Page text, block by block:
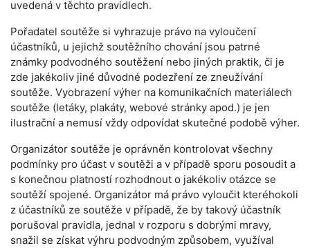
uvedená v těchto pravidlech.
Pořadatel soutěže si vyhrazuje právo na vyloučení
účastníků, u jejichž soutěžního chování jsou patrné
známky podvodného soutěžení nebo jiných praktik, či je
zde jakékoliv jiné důvodné podezření ze zneužívání
soutěže. Vyobrazení výher na komunikačních materiálech
soutěže (letáky, plakáty, webové stránky apod.) je jen
ilustrační a nemusí vždy odpovídat skutečné podobě výher.
Organizátor soutěže je oprávněn kontrolovat všechny
podmínky pro účast v soutěži a v případě sporu posoudit a
s konečnou platností rozhodnout o jakékoliv otázce se
soutěží spojené. Organizátor má právo vyloučit kteréhokoli
z účastníků ze soutěže v případě, že by takový účastník
porušoval pravidla, jednal v rozporu s dobrými mravy,
snažil se získat výhru podvodným způsobem, využíval